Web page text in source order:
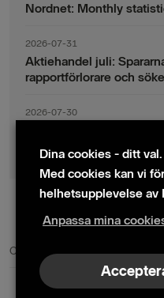
Nordnet: Monthly
2026-07-31
Aktiehandel juli:
rapportförlorare och
2026-07-30
indexsparandet ligger fast
© 2024
Cookie policy|Kontakta oss|
Nordnet AB (publ) | Box 300 99 |
Dina cookies - ditt val.
Med cookies kan vi
helhetsupplevelse av
Anpassa mina